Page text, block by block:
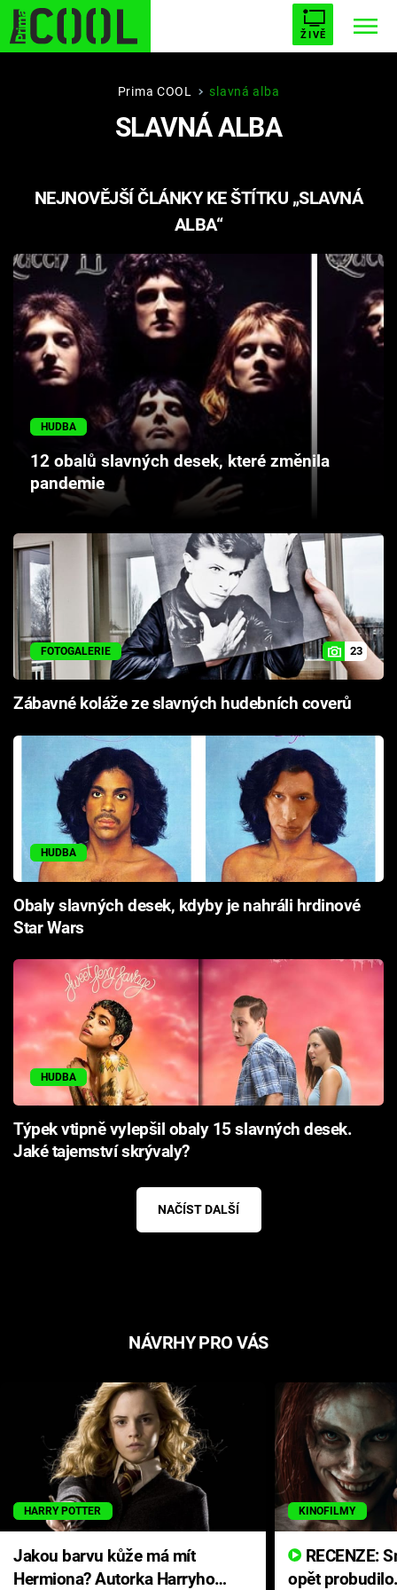
ŽIVĚ
STARHOUSE BUFFY, PŘEMOŽITELKA UPÍRŮ
PLNEJ KOTEL AVENGERS 5
Filmy
Seriály
Hry
Cool Esport
Pořady
TV Program
Sledujte prima+
Přihlášení
Sledujte nás
Prima COOL slavná alba
SLAVNÁ ALBA
NEJNOVĚJŠÍ ČLÁNKY KE ŠTÍTKU „SLAVNÁ
ALBA“
HUDBA
12 obalů slavných desek, které změnila
pandemie
FOTOGALERIE 23
Zábavné koláže ze slavných hudebních coverů
HUDBA
Obaly slavných desek, kdyby je nahráli hrdinové
Star Wars
HUDBA
Týpek vtipně vylepšil obaly 15 slavných desek.
Jaké tajemství skrývaly?
NAČÍST DALŠÍ
NÁVRHY PRO VÁS
HARRY POTTER
Jakou barvu kůže má mít
Hermiona? Autorka Harryho
KINOFILMY
opět